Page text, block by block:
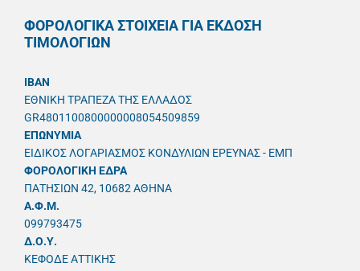
ΦΟΡΟΛΟΓΙΚΑ ΣΤΟΙΧΕΙΑ ΓΙΑ ΕΚΔΟΣΗ
ΤΙΜΟΛΟΓΙΩΝ
IBAN
ΕΘΝΙΚΗ ΤΡΑΠΕΖΑ ΤΗΣ ΕΛΛΑΔΟΣ
GR4801100800000008054509859
ΕΠΩΝΥΜΙΑ
ΕΙΔΙΚΟΣ ΛΟΓΑΡΙΑΣΜΟΣ ΚΟΝΔΥΛΙΩΝ ΕΡΕΥΝΑΣ - ΕΜΠ
ΦΟΡΟΛΟΓΙΚΗ ΕΔΡΑ
ΠΑΤΗΣΙΩΝ 42, 10682 ΑΘΗΝΑ
A.Φ.Μ.
099793475
Δ.Ο.Υ.
ΚΕΦΟΔΕ ΑΤΤΙΚΗΣ